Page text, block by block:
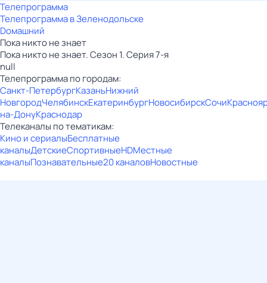
Телепрограмма
Телепрограмма в Зеленодольске
Dомашний
Пока никто не знает
Пока никто не знает. Сезон 1. Серия 7-я
null
Телепрограмма по городам:
Санкт-ПетербургКазаньНижний
НовгородЧелябинскЕкатеринбургНовосибирскСочи
на-ДонуКраснодар
Телеканалы по тематикам:
Кино и сериалыБесплатные
каналыДетскиеСпортивныеHDМестные
каналыПознавательные20 каналовНовостные